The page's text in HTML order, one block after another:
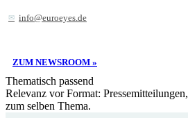
info@euroeyes.de
ZUM NEWSROOM »
Thematisch passend
Relevanz vor Format:
zum selben Thema.